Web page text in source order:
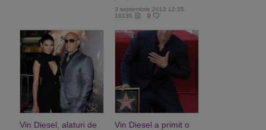
3 septembrie 2013 12:35
16136
0
Vin Diesel, alaturi de
Vin Diesel a primit o